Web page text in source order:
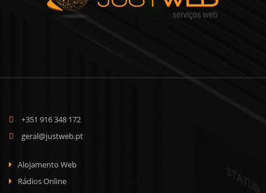
+351 916 348 172
geral@justweb.pt
Alojamento Web
Rádios Online